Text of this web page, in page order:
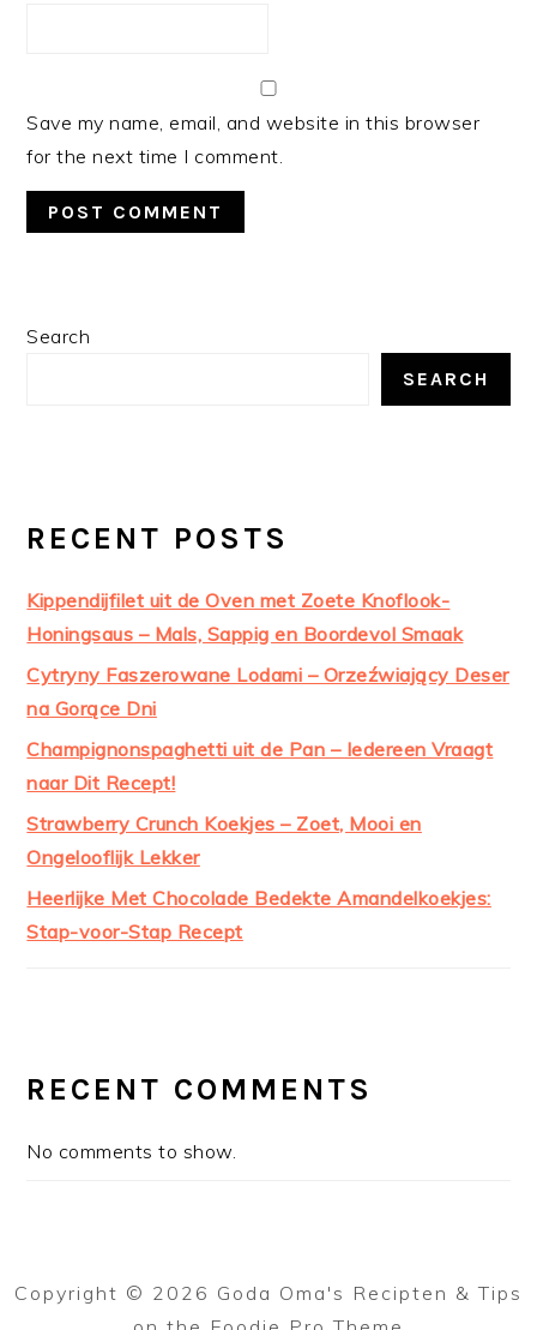
Save my name, email, and website in this browser
for the next time I comment.
PRIMARY
Search
SEARCH
RECENT POSTS
Kippendijfilet uit de Oven met Zoete Knoflook-
Honingsaus – Mals, Sappig en Boordevol Smaak
Cytryny Faszerowane Lodami – Orzeźwiający Deser
na Gorące Dni
Champignonspaghetti uit de Pan – Iedereen Vraagt
naar Dit Recept!
Strawberry Crunch Koekjes – Zoet, Mooi en
Ongelooflijk Lekker
Heerlijke Met Chocolade Bedekte Amandelkoekjes:
Stap-voor-Stap Recept
RECENT COMMENTS
No comments to show.
Copyright © 2026 Goda Oma's Recipten & Tips